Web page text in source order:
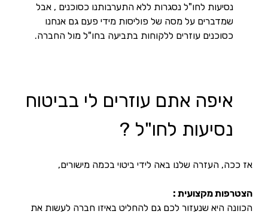
נסיעות לחו"ל נסגרות ללא התערבותנו כסוכנים , אבל
שמדברים על מסה של פוליסות מידי פעם גם אנחנו
כסוכנים עוזרים ללקוחות בתביעה בחו"ל מול החברה.
איפה אתם עוזרים לי בביטוח
נסיעות לחו"ל ?
אז ככה, העזרה שלנו באה לידי ביטוי בכמה מישורים,
הצטרפות מקצועית :
הכוונה היא שנעזור לכם גם להחליט באיזו חברה לעשות את